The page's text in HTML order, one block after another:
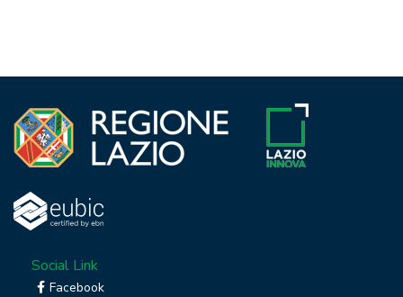
Social Link
Facebook